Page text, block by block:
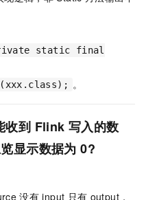
static final
。
收到 Flink 写入的数
显示数据为 0?
没有 input 只有 output，